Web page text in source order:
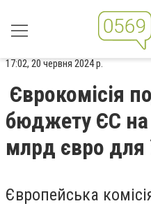
17:02, 20 червня 2024 р.
Єврокомісія
бюджету ЄС на
млрд євро для
Європейська